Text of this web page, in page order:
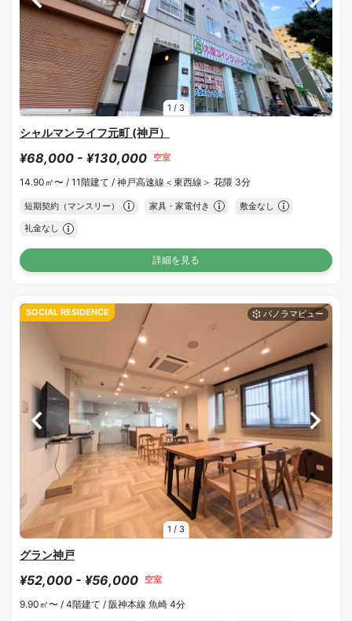
1 / 3
シャルマンライフ元町 (神戸）
¥68,000 - ¥130,000 空室
14.90㎡〜 / 11階建て / 神戸高速線＜東西線＞ 花隈 3分
短期契約（マンスリー） 家具・家電付き 敷金なし
礼金なし
詳細を見る
1 / 3
SOCIAL RESIDENCE
グラン神戸
¥52,000 - ¥56,000 空室
9.90㎡〜 / 4階建て / 阪神本線 魚崎 4分